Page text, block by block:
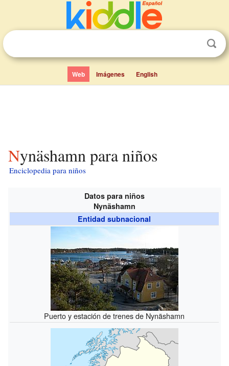
Web Imágenes English
Nynäshamn para niños
Enciclopedia para niños
Datos para niños
Nynäshamn
Entidad subnacional
Puerto y estación de trenes de Nynäshamn